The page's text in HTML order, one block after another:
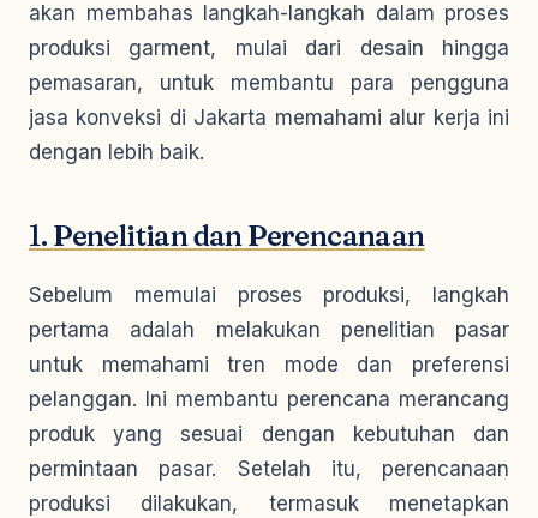
akan membahas langkah-langkah dalam proses
produksi garment, mulai dari desain hingga
pemasaran, untuk membantu para pengguna
jasa konveksi di Jakarta memahami alur kerja ini
dengan lebih baik.
1. Penelitian dan Perencanaan
Sebelum memulai proses produksi, langkah
pertama adalah melakukan penelitian pasar
untuk memahami tren mode dan preferensi
pelanggan. Ini membantu perencana merancang
produk yang sesuai dengan kebutuhan dan
permintaan pasar. Setelah itu, perencanaan
produksi dilakukan, termasuk menetapkan